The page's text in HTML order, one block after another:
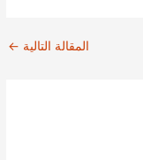
المقالة التالية ←